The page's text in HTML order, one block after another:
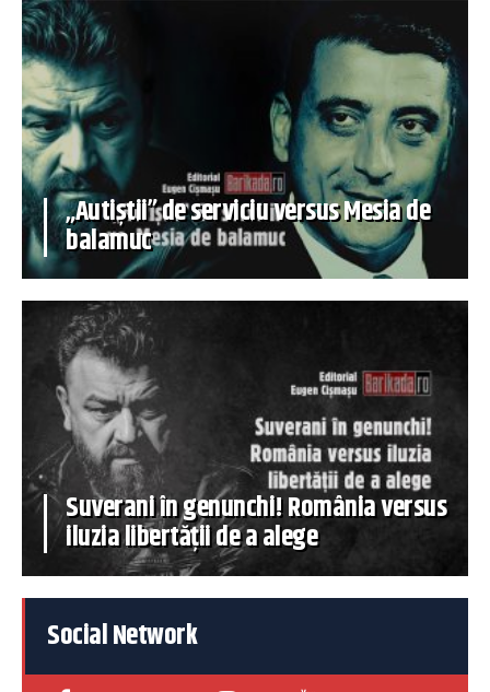
„Autiștii” de serviciu versus Mesia de
balamuc
Suverani în genunchi! România versus
iluzia libertății de a alege
Social Network